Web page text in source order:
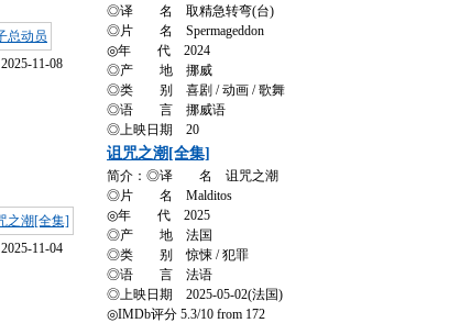
2025-11-08
◎译 名 取精急转弯(台)
◎片 名 Spermageddon
◎年 代 2024
◎产 地 挪威
◎类 别 喜剧 / 动画 / 歌舞
◎语 言 挪威语
◎上映日期 20
2025-11-04
诅咒之潮[全集]
简介：◎译 名 诅咒之潮
◎片 名 Malditos
◎年 代 2025
◎产 地 法国
◎类 别 惊悚 / 犯罪
◎语 言 法语
◎上映日期 2025-05-02(法国)
◎IMDb评分 5.3/10 from 172